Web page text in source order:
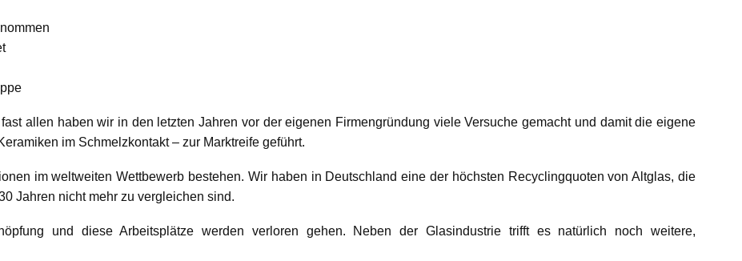
allen haben wir in den letzten Jahren vor der eigenen Firmengründung viele Versuche gemacht und damit die eigene
im Schmelzkontakt – zur Marktreife geführt.
im weltweiten Wettbewerb bestehen. Wir haben in Deutschland eine der höchsten Recyclingquoten von Altglas, die
Jahren nicht mehr zu vergleichen sind.
und diese Arbeitsplätze werden verloren gehen. Neben der Glasindustrie trifft es natürlich noch weitere,